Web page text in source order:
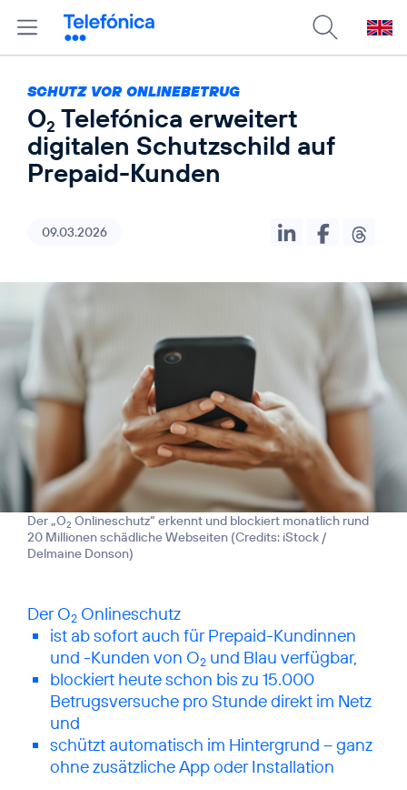
SCHUTZ VOR ONLINEBETRUG
O2 Telefónica erweitert
digitalen Schutzschild auf
Prepaid-Kunden
09.03.2026
Der „O2 Onlineschutz“ erkennt und blockiert monatlich rund
20 Millionen schädliche Webseiten (Credits: iStock /
Delmaine Donson)
Der O2
ist ab sofort auch für Prepaid-Kundinnen
und -Kunden von O2 und Blau verfügbar,
blockiert heute schon bis zu 15.000
Betrugsversuche pro Stunde direkt im Netz
und
schützt automatisch im Hintergrund – ganz
ohne zusätzliche App oder Installation